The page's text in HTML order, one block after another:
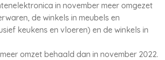
in november meer omgezet
de winkels in meubels en
keukens en vloeren) en de winkels in
omzet behaald dan in november 2022.